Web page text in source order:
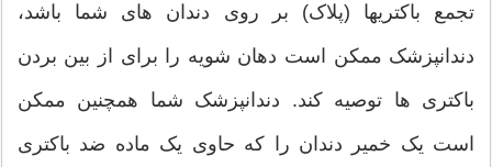
تجمع باکتریها (پلاک) بر روی دندان های شما باشد،
دندانپزشک ممکن است دهان شویه را برای از بین بردن
باکتری ها توصیه کند. دندانپزشک شما همچنین ممکن
است یک خمیر دندان را که حاوی یک ماده ضد باکتری